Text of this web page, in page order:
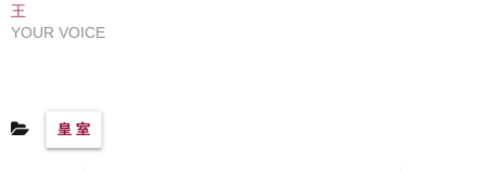
王
YOUR VOICE
皇 室